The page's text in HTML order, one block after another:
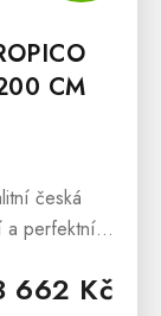
CM
662 Kč
česká
a perfektní